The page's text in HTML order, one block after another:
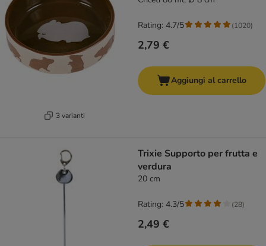
3 varianti
2,79 €
Rating: 4.7/5 (1020)
Aggiungi al carrello
Trixie Supporto per frutta e
verdura
20 cm
2,49 €
Rating: 4.3/5 (28)